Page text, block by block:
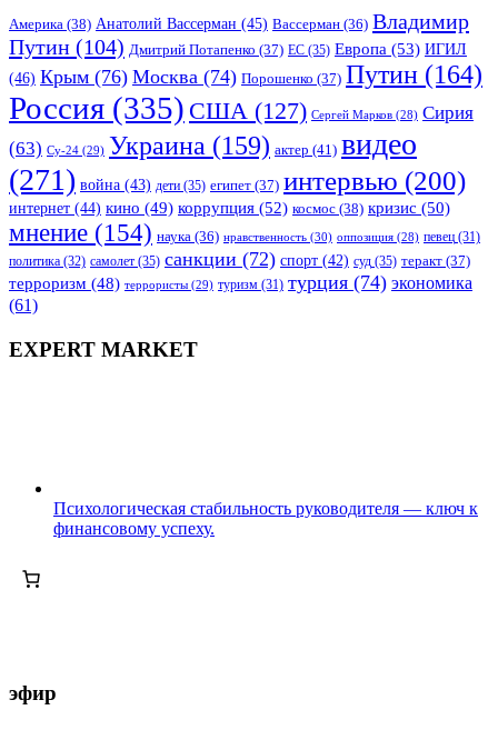
Америка (38) Анатолий Вассерман (45) Вассерман (36) Владимир
Путин (104) Дмитрий Потапенко (37) ЕС (35) Европа (53) ИГИЛ
(46) Крым (76) Москва (74) Порошенко (37) Путин (164)
Россия (335) США (127) Сергей Марков (28) Сирия
(63) Су-24 (29) Украина (159) актер (41) видео
(271) война (43) дети (35) египет (37) интервью (200)
интернет (44) кино (49) коррупция (52) космос (38) кризис (50)
мнение (154) наука (36) нравственность (30) оппозиция (28) певец (31)
политика (32) самолет (35) санкции (72) спорт (42) суд (35) теракт (37)
терроризм (48) террористы (29) туризм (31) турция (74) экономика
(61)
EXPERT MARKET
Психологическая стабильность руководителя — ключ к
финансовому успеху.
эфир